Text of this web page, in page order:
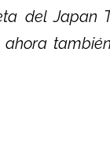
del Japan